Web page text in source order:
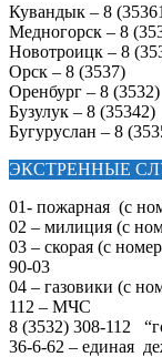
Кувандык – 8
Медногорск – 8
Новотроицк – 8
Орск – 8 (3537)
Оренбург – 8 (3532)
Бузулук – 8 (35342)
Бугуруслан – 8
ЭКСТРЕННЫЕ
01- пожарная (с
02 – милиция (с
03 – скорая (с
90-03
04 – газовики (с
112 – МЧС
8 (3532) 308-112
36-6-62 – единая